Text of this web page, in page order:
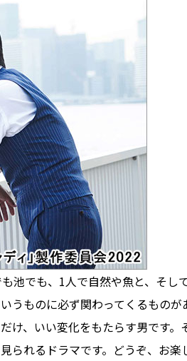
池でも、1人で自然や魚と、そし
うものに必ず関わってくるものが
け、いい変化をもたらす男です。
られるドラマです。どうぞ、お楽